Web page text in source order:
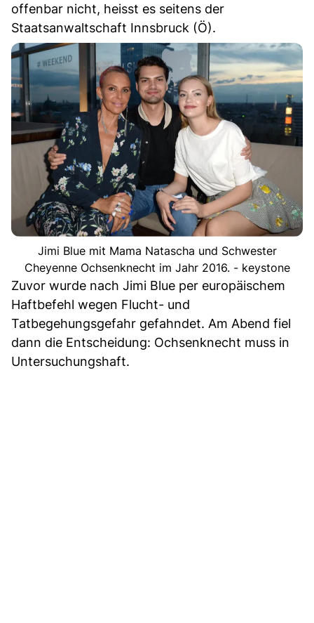
offenbar nicht, heisst es seitens der
Staatsanwaltschaft Innsbruck (Ö).
Jimi Blue mit Mama Natascha und Schwester
Cheyenne Ochsenknecht im Jahr 2016. - keystone
Zuvor wurde nach Jimi Blue per europäischem
Haftbefehl wegen Flucht- und
Tatbegehungsgefahr gefahndet. Am Abend fiel
dann die Entscheidung: Ochsenknecht muss in
Untersuchungshaft.